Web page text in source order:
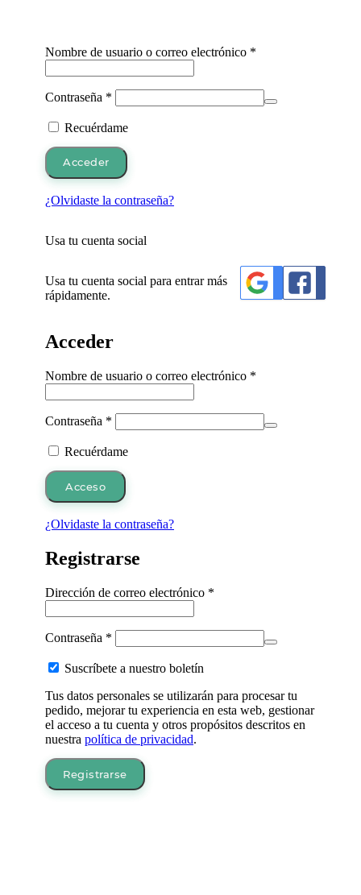
Nombre de usuario o correo electrónico *
Contraseña *
Recuérdame
Acceder
¿Olvidaste la contraseña?
Usa tu cuenta social
Usa tu cuenta social para entrar más
rápidamente.
Acceder
Nombre de usuario o correo electrónico *
Contraseña *
Recuérdame
Acceso
¿Olvidaste la contraseña?
Registrarse
Dirección de correo electrónico *
Contraseña *
Suscríbete a nuestro boletín
Tus datos personales se utilizarán para procesar tu
pedido, mejorar tu experiencia en esta web, gestionar
el acceso a tu cuenta y otros propósitos descritos en
nuestra política de privacidad.
Registrarse